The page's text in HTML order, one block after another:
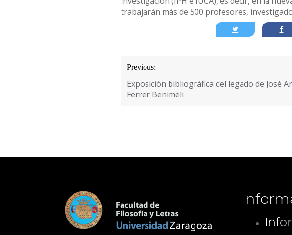
trabajarán más de 500 profesores,
Navegación
de
entradas
Previous:
Exposición bibliográfica del legado de José
Ferrer Benimeli